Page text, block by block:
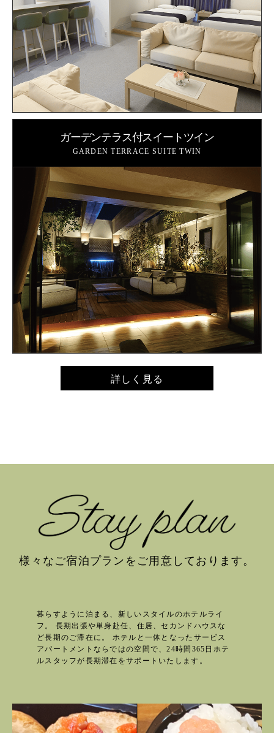
ガーデンテラス付スイートツイン
GARDEN TERRACE SUITE TWIN
詳しく見る
様々なご宿泊プランをご用意しております。
暮らすように泊まる、新しいスタイルのホテルライ
フ。
長期出張や単身赴任、住居、セカンドハウスな
ど長期のご滞在に。
ホテルと一体となったサービス
アパートメントならではの空間で、24時間365日ホテ
ルスタッフが長期滞在をサポートいたします。